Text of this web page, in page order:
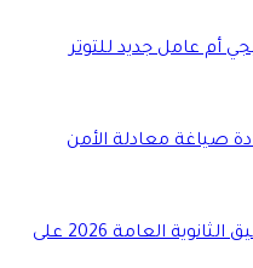
أم عامل جديد للتوتر
صياغة معادلة الأمن
حسابات الضرورة: دلالات تنسيق الثانوية العامة 2026 على